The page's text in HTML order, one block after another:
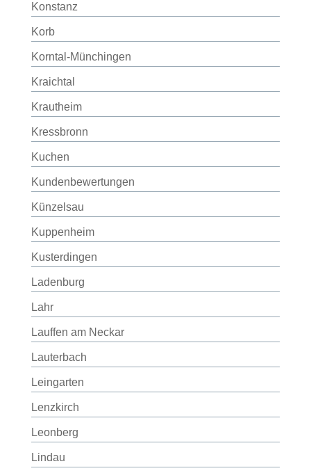
Konstanz
Korb
Korntal-Münchingen
Kraichtal
Krautheim
Kressbronn
Kuchen
Kundenbewertungen
Künzelsau
Kuppenheim
Kusterdingen
Ladenburg
Lahr
Lauffen am Neckar
Lauterbach
Leingarten
Lenzkirch
Leonberg
Lindau